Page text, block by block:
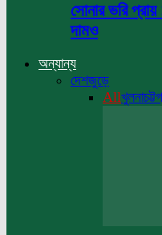
সোনার ভরি
দামও
অন্যান্য
দেশজুড়ে
Allখুলনা